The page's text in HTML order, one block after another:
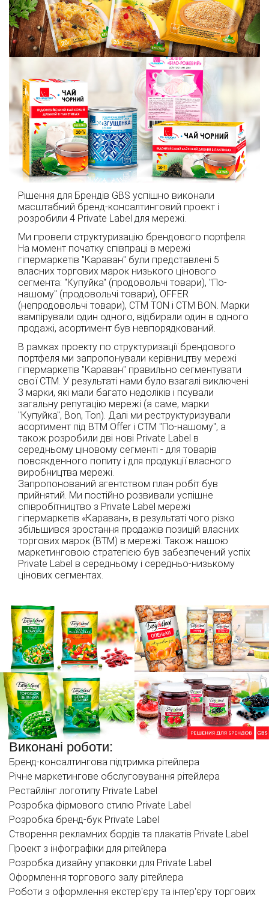
Рішення для Брендів GBS успішно виконали
масштабний бренд-консалтинговий проект і
розробили 4 Private Label для мережі.
Ми провели структуризацію брендового портфеля.
На момент початку співпраці в мережі
гіпермаркетів "Караван" були представлені 5
власних торгових марок низького цінового
сегмента: "Купуйка" (продовольчі товари), "По-
нашому" (продовольчі товари), OFFER
(непродовольчі товари), СТМ TON і СТМ BON. Марки
вампірували один одного, відбирали один в одного
продажі, асортимент був невпорядкований.
В рамках проекту по структуризації брендового
портфеля ми запропонували керівництву мережі
гіпермаркетів "Караван" правильно сегментувати
свої СТМ. У результаті нами було взагалі виключені
3 марки, які мали багато недоліків і псували
загальну репутацію мережі (а саме, марки
"Купуйка", Bon, Ton). Далі ми реструктуризували
асортимент під ВТМ Offer і СТМ "По-нашому", а
також розробили дві нові Private Label в
середньому ціновому сегменті - для товарів
повсякденного попиту і для продукції власного
виробництва мережі.
Запропонований агентством план робіт був
прийнятий. Ми постійно розвивали успішне
співробітництво з Private Label мережі
гіпермаркетів «Караван», в результаті чого різко
збільшився зростання продажів позицій власних
торгових марок (ВТМ) в мережі. Також нашою
маркетинговою стратегією був забезпечений успіх
Private Label в середньому і середньо-низькому
цінових сегментах.
Виконані роботи:
Бренд-консалтингова підтримка рітейлера
Річне маркетингове обслуговування рітейлера
Рестайлінг логотипу Private Label
Розробка фірмового стилю Private Label
Розробка бренд-бук Private Label
Створення рекламних бордів та плакатів Private Label
Проект з інфографіки для рітейлера
Розробка дизайну упаковки для Private Label
Оформлення торгового залу рітейлера
Роботи з оформлення екстер'єру та інтер'єру торгових